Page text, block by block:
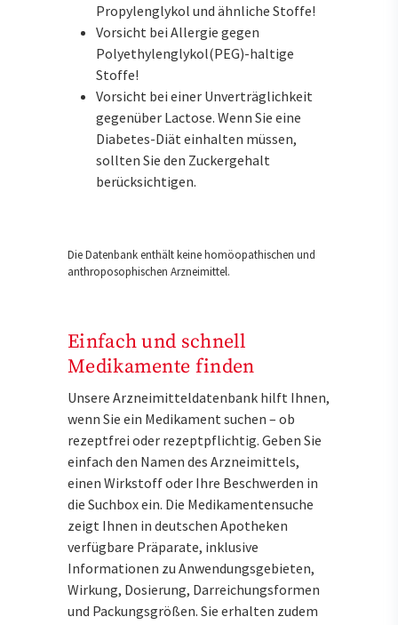
Propylenglykol und ähnliche Stoffe!
Vorsicht bei Allergie gegen
Polyethylenglykol(PEG)-haltige
Stoffe!
Vorsicht bei einer Unverträglichkeit
gegenüber Lactose. Wenn Sie eine
Diabetes-Diät einhalten müssen,
sollten Sie den Zuckergehalt
berücksichtigen.
Die Datenbank enthält keine homöopathischen und
anthroposophischen Arzneimittel.
Einfach und schnell
Medikamente finden
Unsere Arzneimitteldatenbank hilft Ihnen,
wenn Sie ein Medikament suchen – ob
rezeptfrei oder rezeptpflichtig. Geben Sie
einfach den Namen des Arzneimittels,
einen Wirkstoff oder Ihre Beschwerden in
die Suchbox ein. Die Medikamentensuche
zeigt Ihnen in deutschen Apotheken
verfügbare Präparate, inklusive
Informationen zu Anwendungsgebieten,
Wirkung, Dosierung, Darreichungsformen
und Packungsgrößen. Sie erhalten zudem